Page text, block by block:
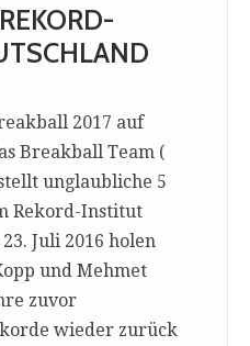
2017 auf
Breakball Team (
unglaubliche 5
Rekord-Institut
Juli 2016 holen
und Mehmet
zuvor
wieder zurück